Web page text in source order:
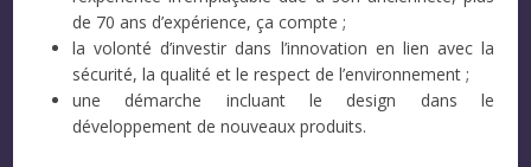
de 70 ans d’expérience, ça compte ;
la volonté d’investir dans l’innovation en lien avec la
sécurité, la qualité et le respect de l’environnement ;
une démarche incluant le design dans le
développement de nouveaux produits.